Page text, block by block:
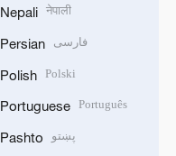
Nepali नेपाली
Persian فارسی
Polish Polski
Portuguese Português
Pashto پښتو